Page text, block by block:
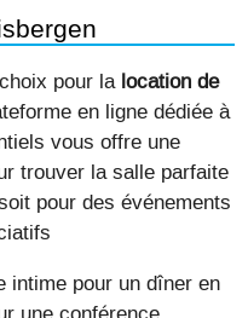
pour la location de
en ligne dédiée à
vous offre une
trouver la salle parfaite
pour des événements
intime pour un dîner en